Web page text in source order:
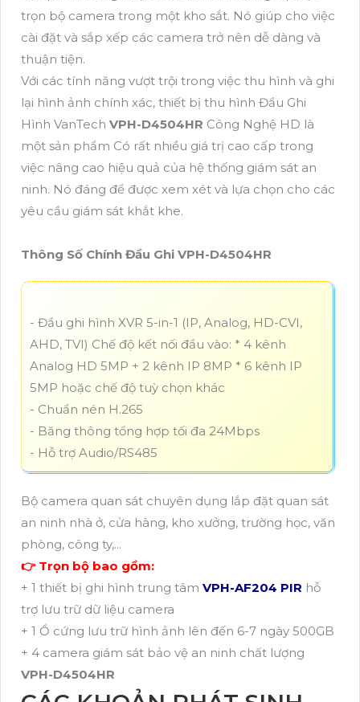
trọn bộ camera trong một kho sắt. Nó giúp cho việc
cài đặt và sắp xếp các camera trở nên dễ dàng và
thuận tiện.
Với các tính năng vượt trội trong việc thu hình và ghi
lại hình ảnh chính xác, thiết bị thu hình Đầu Ghi
Hình VanTech VPH-D4504HR Công Nghệ HD là
một sản phẩm Có rất nhiều giá trị cao cấp trong
việc nâng cao hiệu quả của hệ thống giám sát an
ninh. Nó đáng để được xem xét và lựa chọn cho các
yêu cầu giám sát khắt khe.
Thông Số Chính Đầu Ghi VPH-D4504HR
- Đầu ghi hình XVR 5-in-1 (IP, Analog, HD-CVI,
AHD, TVI) Chế độ kết nối đầu vào: * 4 kênh
Analog HD 5MP + 2 kênh IP 8MP * 6 kênh IP
5MP hoặc chế độ tuỳ chọn khác
- Chuẩn nén H.265
- Băng thông tổng hợp tối đa 24Mbps
- Hỗ trợ Audio/RS485
Bộ camera quan sát chuyên dụng lắp đặt quan sát
an ninh nhà ở, cửa hàng, kho xưởng, trường học, văn
phòng, công ty,...
👉 Trọn bộ bao gồm:
+ 1 thiết bị ghi hình trung tâm VPH-AF204 PIR hỗ
trợ lưu trữ dữ liệu camera
+ 1 Ổ cứng lưu trữ hình ảnh lên đến 6-7 ngày 500GB
+ 4 camera giám sát bảo vệ an ninh chất lượng
VPH-D4504HR